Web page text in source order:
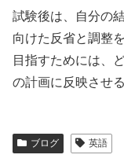
試験後は、自分の
向けた反省と調整
目指すためには、
の計画に反映させ
ブログ 英語